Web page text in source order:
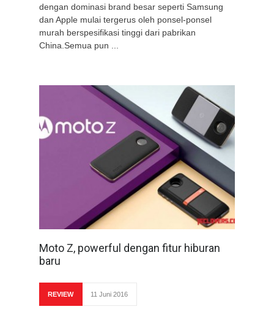
dengan dominasi brand besar seperti Samsung
dan Apple mulai tergerus oleh ponsel-ponsel
murah berspesifikasi tinggi dari pabrikan
China.Semua pun ...
Moto Z, powerful dengan fitur hiburan
baru
REVIEW 11 Juni 2016